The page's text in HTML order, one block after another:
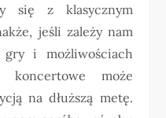
się z klasycznym
jeśli zależy nam
i możliwościach
koncertowe może
na dłuższą metę.